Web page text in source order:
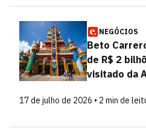
NEGÓCIOS
Beto
de R$ 2
visitado da
17 de julho de 2026 • 2 min de